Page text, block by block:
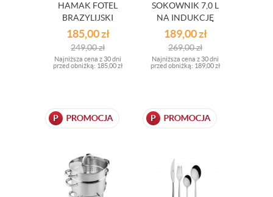
HAMAK FOTEL
BRAZYLIJSKI
CZARNY SZARY
185,00zł
249,00zł
Najniższa cena z 30 dni
przed obniżką: 185,00 zł
SOKOWNIK 7,0 L
NA INDUKCJĘ
189,00zł
269,00zł
Najniższa cena z 30 dni
przed obniżką: 189,00 zł